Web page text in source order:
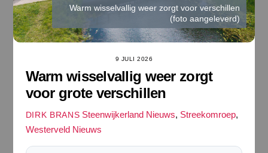
Warm wisselvallig weer zorgt voor verschillen
(foto aangeleverd)
9 JULI 2026
Warm wisselvallig weer zorgt
voor grote verschillen
DIRK BRANS Steenwijkerland Nieuws, Streekomroep,
Westerveld Nieuws